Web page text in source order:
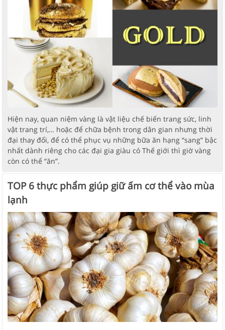
Hiện nay, quan niệm vàng là vật liệu chế biến trang sức, linh
vật trang trí,… hoặc để chữa bệnh trong dân gian nhưng thời
đại thay đổi, để có thể phục vụ những bữa ăn hạng “sang” bậc
nhất dành riêng cho các đại gia giàu có Thế giới thì giờ vàng
còn có thể “ăn”.
TOP 6 thực phẩm giúp giữ ấm cơ thể vào mùa
lạnh